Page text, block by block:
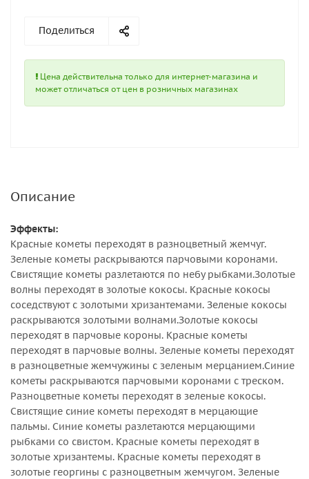
Поделиться
Цена действительна только для интернет-магазина и
может отличаться от цен в розничных магазинах
Описание
Эффекты:
Красные кометы переходят в разноцветный жемчуг.
Зеленые кометы раскрываются парчовыми коронами.
Свистящие кометы разлетаются по небу рыбками.Золотые
волны переходят в золотые кокосы. Красные кокосы
соседствуют с золотыми хризантемами. Зеленые кокосы
раскрываются золотыми волнами.Золотые кокосы
переходят в парчовые короны. Красные кометы
переходят в парчовые волны. Зеленые кометы переходят
в разноцветные жемчужины с зеленым мерцанием.Синие
кометы раскрываются парчовыми коронами с треском.
Разноцветные кометы переходят в зеленые кокосы.
Свистящие синие кометы переходят в мерцающие
пальмы. Синие кометы разлетаются мерцающими
рыбками со свистом. Красные кометы переходят в
золотые хризантемы. Красные кометы переходят в
золотые георгины с разноцветным жемчугом. Зеленые